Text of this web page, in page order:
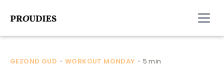
GEZOND OUD • WORKOUT MONDAY • 5 min